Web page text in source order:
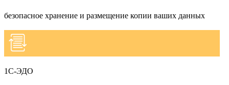
безопасное хранение и размещение копии ваших данных
1С-ЭДО